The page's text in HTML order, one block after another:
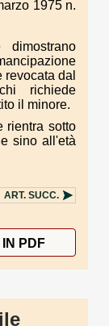
1975 n.
dal
richiede
il minore.
rientra sotto
sino all'età
ART. SUCC.
PDF